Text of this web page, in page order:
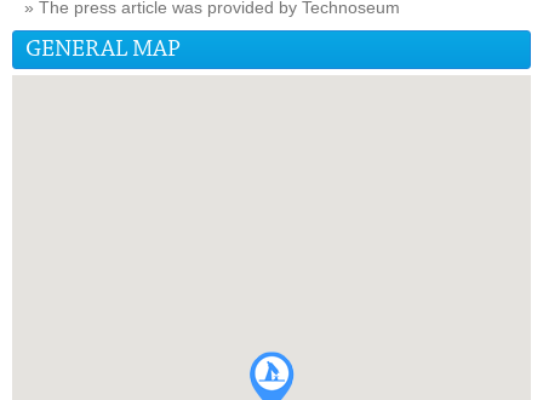
» The press article was provided by Technoseum
GENERAL MAP